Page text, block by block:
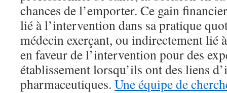
chances de l’emporter. Ce gain
lié à l’intervention dans sa pratique
médecin exerçant, ou indirectement lié
en faveur de l’intervention pour des
établissement lorsqu’ils ont des liens
pharmaceutiques. Une équipe de